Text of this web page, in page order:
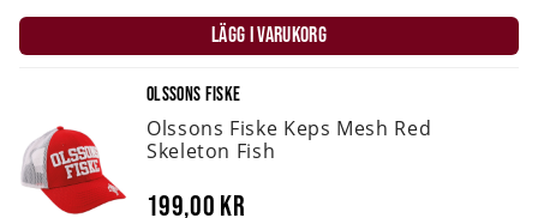
LÄGG I VARUKORG
OLSSONS FISKE
Olssons Fiske Keps Mesh Red
Skeleton Fish
199,00 kr